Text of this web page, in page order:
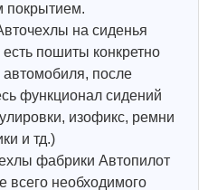
покрытием.
на сиденья
пошиты конкретно
автомобиля, после
функционал сидений
изофикс, ремни
и тд.)
фабрики Автопилот
всего необходимого